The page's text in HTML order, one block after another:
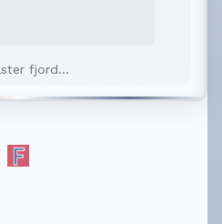
fjord...